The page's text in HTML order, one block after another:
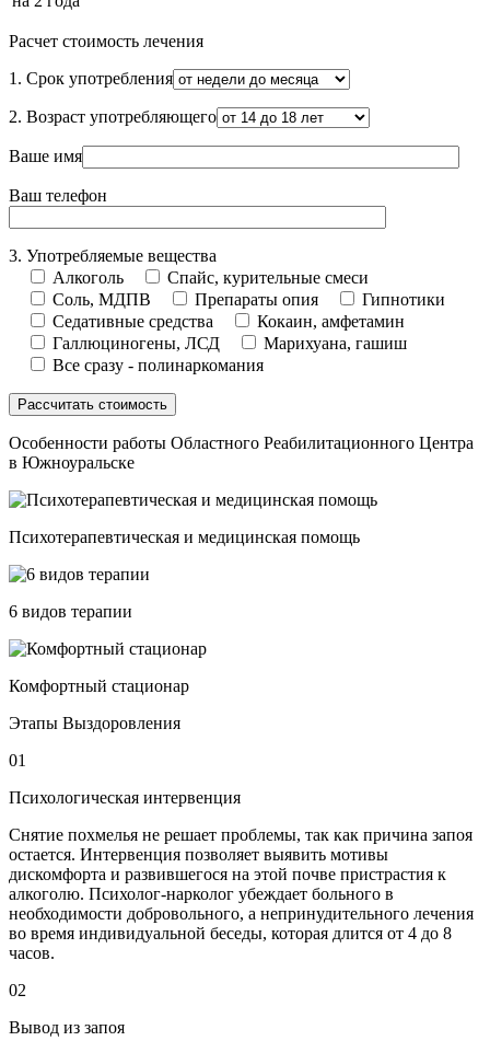
Расчет стоимость лечения
1. Срок употребления
2. Возраст употребляющего
Ваше имя
Ваш телефон
3. Употребляемые вещества
Алкоголь
Спайс, курительные смеси
Соль, МДПВ
Препараты опия
Гипнотики
Седативные средства
Кокаин, амфетамин
Галлюциногены, ЛСД
Марихуана, гашиш
Все сразу - полинаркомания
Особенности работы Областного Реабилитационного Центра
в Южноуральске
Психотерапевтическая и медицинская помощь
6 видов терапии
Комфортный стационар
Этапы Выздоровления
01
Психологическая интервенция
Снятие похмелья не решает проблемы, так как причина запоя
остается. Интервенция позволяет выявить мотивы
дискомфорта и развившегося на этой почве пристрастия к
алкоголю. Психолог-нарколог убеждает больного в
необходимости добровольного, а непринудительного лечения
во время индивидуальной беседы, которая длится от 4 до 8
часов.
02
Вывод из запоя